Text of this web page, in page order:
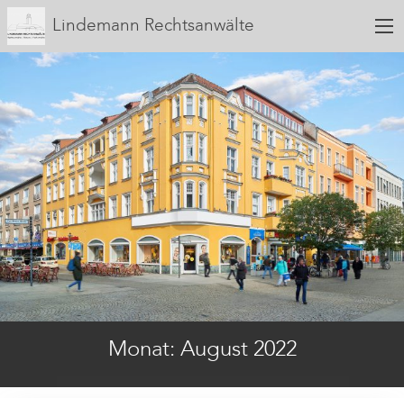
Lindemann Rechtsanwälte
Monat: August 2022